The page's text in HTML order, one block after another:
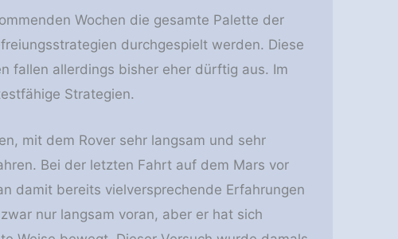
Wochen die gesamte Palette der
durchgespielt werden. Diese
fallen allerdings bisher eher dürftig aus. Im
Strategien.
mit dem Rover sehr langsam und sehr
Bei der letzten Fahrt auf dem Mars vor
damit bereits vielversprechende Erfahrungen
nur langsam voran, aber er hat sich